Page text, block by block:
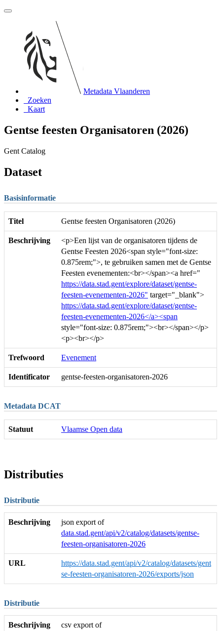
Metadata Vlaanderen
Zoeken
Kaart
Gentse feesten Organisatoren (2026)
Gent Catalog
Dataset
Basisinformatie
Titel Gentse feesten Organisatoren (2026)
Beschrijving
<p>Een lijst van de organisatoren tijdens de
Gentse Feesten 2026<span style="font-size:
0.875rem;">, te gebruiken samen met de Gentse
Feesten evenementen:<br></span><a href="
https://data.stad.gent/explore/dataset/gentse-
feesten-evenementen-2026" target="_blank">
https://data.stad.gent/explore/dataset/gentse-
feesten-evenementen-2026</a><span
style="font-size: 0.875rem;"><br></span></p>
<p><br></p>
Trefwoord Evenement
Identificator gentse-feesten-organisatoren-2026
Metadata DCAT
Statuut Vlaamse Open data
Distributies
Distributie
Beschrijving
json export of
data.stad.gent/api/v2/catalog/datasets/gentse-
feesten-organisatoren-2026
URL
https://data.stad.gent/api/v2/catalog/datasets/gent
se-feesten-organisatoren-2026/exports/json
Distributie
Beschrijving
csv export of